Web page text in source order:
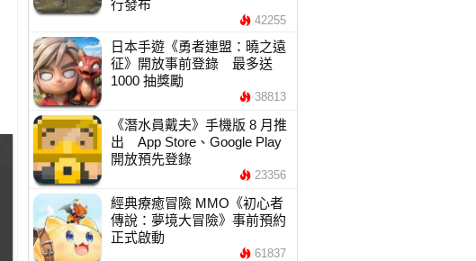
行發布
42255
日本手遊《勇者連盟：曉之遠
征》開放事前登錄 最多送
1000 抽獎勵
38813
《潛水員戴夫》手機版 8 月推
出 App Store、Google Play
開放預先登錄
23356
經典療癒冒險 MMO《初心者
傳說：夢境大冒險》事前預約
正式啟動
61837